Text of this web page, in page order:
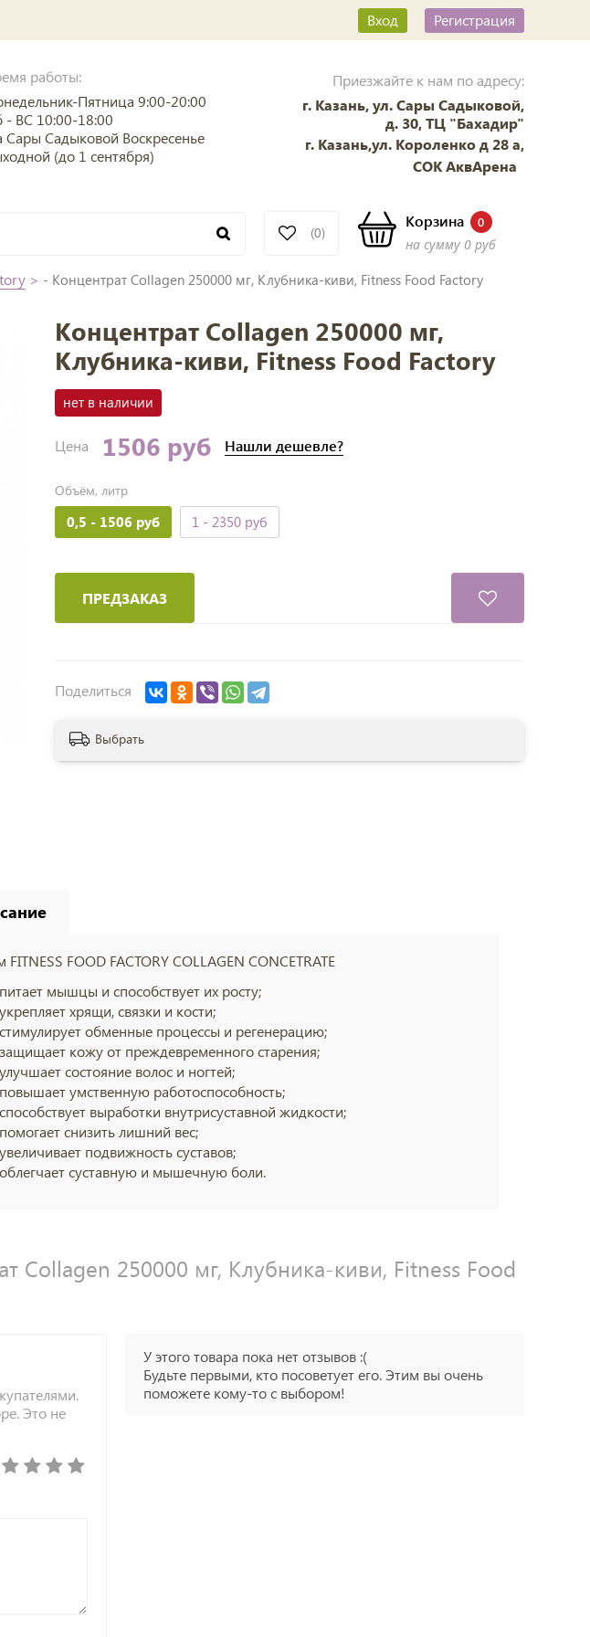
Вход Регистрация
работы:
Пятница 9:00-20:00
- ВС 10:00-18:00
Сары Садыковой Воскресенье
(до 1 сентября)
Приезжайте к нам по адресу:
г. Казань, ул. Сары Садыковой,
д. 30, ТЦ "Бахадир"
г. Казань,ул. Короленко д 28 а,
СОК АквАрена
(0)
Корзина 0
на сумму 0 руб
> - Концентрат Collagen 250000 мг, Клубника-киви, Fitness Food Factory
Концентрат Collagen 250000 мг,
Клубника-киви, Fitness Food Factory
нет в наличии
Цена 1506 руб Нашли дешевле?
Объём, литр
0,5 - 1506 руб 1 - 2350 руб
ПРЕДЗАКАЗ
Поделиться
Выбрать
FOOD FACTORY COLLAGEN CONCETRATE
питает мышцы и способствует их росту;
укрепляет хрящи, связки и кости;
стимулирует обменные процессы и регенерацию;
защищает кожу от преждевременного старения;
улучшает состояние волос и ногтей;
повышает умственную работоспособность;
способствует выработки внутрисуставной жидкости;
помогает снизить лишний вес;
увеличивает подвижность суставов;
облегчает суставную и мышечную боли.
Collagen 250000 мг, Клубника-киви, Fitness Food
Это не
У этого товара пока нет отзывов :(
Будьте первыми, кто посоветует его. Этим вы очень
поможете кому-то с выбором!